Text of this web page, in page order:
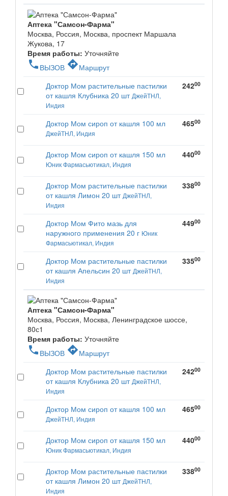
Аптека "Самсон-Фарма"
Москва, Россия, Москва, проспект Маршала
Жукова, 17
Время работы: Уточняйте
phone ВЫЗОВ directionsМаршрут
Доктор Мом растительные пастилки
от кашля Клубника 20 шт ДжейТНЛ,
Индия
24200
Доктор Мом сироп от кашля 100 мл
ДжейТНЛ, Индия
46500
Доктор Мом сироп от кашля 150 мл
Юник Фармасьютикал, Индия
44000
Доктор Мом растительные пастилки
от кашля Лимон 20 шт ДжейТНЛ,
Индия
33800
Доктор Мом Фито мазь для
наружного применения 20 г Юник
Фармасьютикал, Индия
44900
Доктор Мом растительные пастилки
от кашля Апельсин 20 шт ДжейТНЛ,
Индия
33500
Аптека "Самсон-Фарма"
Москва, Россия, Москва, Ленинградское шоссе,
80с1
Время работы: Уточняйте
phone ВЫЗОВ directionsМаршрут
Доктор Мом растительные пастилки
от кашля Клубника 20 шт ДжейТНЛ,
Индия
24200
Доктор Мом сироп от кашля 100 мл
ДжейТНЛ, Индия
46500
Доктор Мом сироп от кашля 150 мл
Юник Фармасьютикал, Индия
44000
Доктор Мом растительные пастилки
от кашля Лимон 20 шт ДжейТНЛ,
Индия
33800